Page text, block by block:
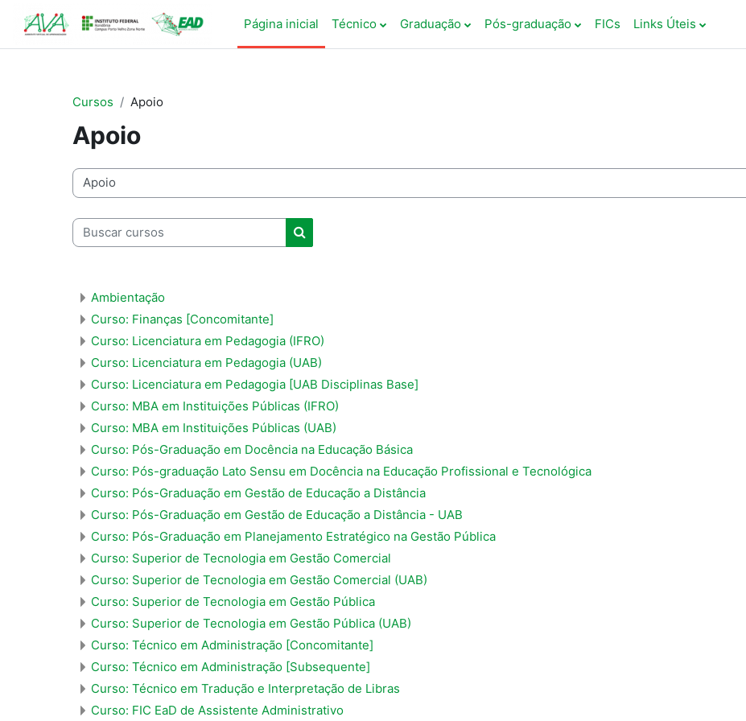
Página inicial
Técnico Graduação Pós-graduação FICs Links Úteis
Cursos Apoio
Apoio
Categorias de Cursos
Buscar cursos
Buscar cursos
Ambientação
Curso: Finanças [Concomitante]
Curso: Licenciatura em Pedagogia (IFRO)
Curso: Licenciatura em Pedagogia (UAB)
Curso: Licenciatura em Pedagogia [UAB Disciplinas Base]
Curso: MBA em Instituições Públicas (IFRO)
Curso: MBA em Instituições Públicas (UAB)
Curso: Pós-Graduação em Docência na Educação Básica
Curso: Pós-graduação Lato Sensu em Docência na Educação Profissional e Tecnológica
Curso: Pós-Graduação em Gestão de Educação a Distância
Curso: Pós-Graduação em Gestão de Educação a Distância - UAB
Curso: Pós-Graduação em Planejamento Estratégico na Gestão Pública
Curso: Superior de Tecnologia em Gestão Comercial
Curso: Superior de Tecnologia em Gestão Comercial (UAB)
Curso: Superior de Tecnologia em Gestão Pública
Curso: Superior de Tecnologia em Gestão Pública (UAB)
Curso: Técnico em Administração [Concomitante]
Curso: Técnico em Administração [Subsequente]
Curso: Técnico em Tradução e Interpretação de Libras
Curso: FIC EaD de Assistente Administrativo